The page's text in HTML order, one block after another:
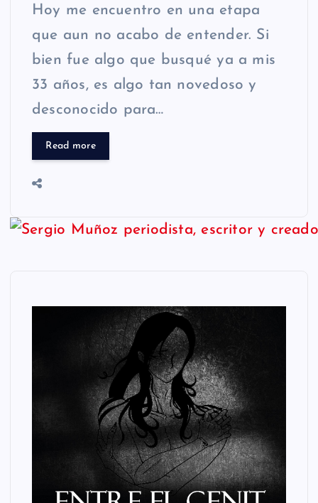
Hoy me encuentro en una etapa
que aun no acabo de entender. Si
bien fue algo que busqué ya a mis
33 años, es algo tan novedoso y
desconocido para…
Read more